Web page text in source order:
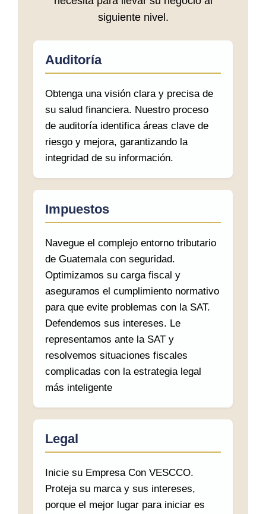
siguiente nivel.
Auditoría
Obtenga una visión clara y precisa de
su salud financiera. Nuestro proceso
de auditoría identifica áreas clave de
riesgo y mejora, garantizando la
integridad de su información.
Impuestos
Navegue el complejo entorno tributario
de Guatemala con seguridad.
Optimizamos su carga fiscal y
aseguramos el cumplimiento normativo
para que evite problemas con la SAT.
Defendemos sus intereses. Le
representamos ante la SAT y
resolvemos situaciones fiscales
complicadas con la estrategia legal
más inteligente
Legal
Inicie su Empresa Con VESCCO.
Proteja su marca y sus intereses,
porque el mejor lugar para iniciar es